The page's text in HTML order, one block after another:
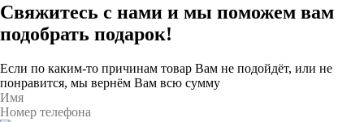
Свяжитесь с нами и мы поможем вам
подобрать подарок!
Если по каким-то причинам товар Вам не подойдёт, или не
понравится, мы вернём Вам всю сумму